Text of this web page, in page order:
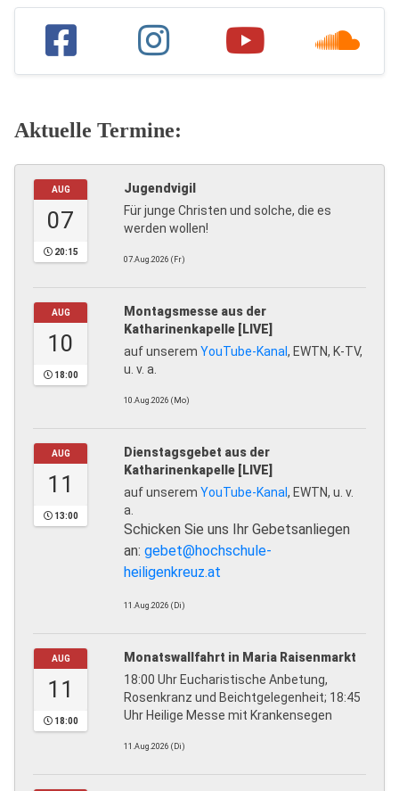
Aktuelle Termine:
AUG
07
20:15
Jugendvigil
Für junge Christen und solche, die es
werden wollen!
07.Aug.2026 (Fr)
AUG
10
18:00
Montagsmesse aus der
Katharinenkapelle [LIVE]
auf unserem YouTube-Kanal , EWTN, K-TV,
u. v. a.
10.Aug.2026 (Mo)
AUG
11
13:00
Dienstagsgebet aus der
Katharinenkapelle [LIVE]
auf unserem YouTube-Kanal , EWTN, u. v.
a.
Schicken Sie uns Ihr Gebetsanliegen
an: gebet@hochschule-
heiligenkreuz.at
11.Aug.2026 (Di)
AUG
11
18:00
Monatswallfahrt in Maria Raisenmarkt
18:00 Uhr Eucharistische Anbetung,
Rosenkranz und Beichtgelegenheit; 18:45
Uhr Heilige Messe mit Krankensegen
11.Aug.2026 (Di)